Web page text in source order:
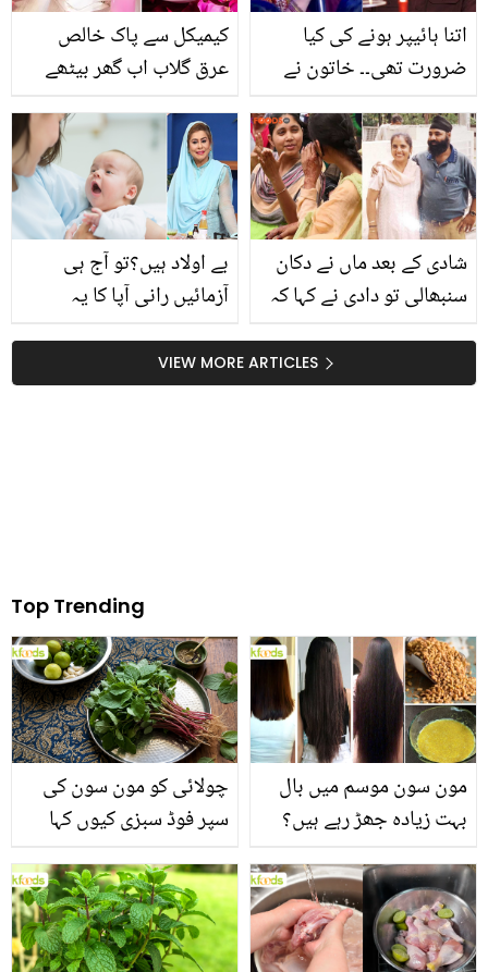
کیمیکل سے پاک خالص
عرق گلاب اب گھر بیٹھے
اٹھائیں۔۔
اتنا ہائیپر ہونے کی کیا
ضرورت تھی۔۔ خاتون نے
سوال پوچھا جو وہ غصے
میں آگئے؟
بے اولاد ہیں؟تو آج ہی
آزمائیں رانی آپا کا یہ
شادی کے بعد ماں نے دکان
سنبھالی تو دادی نے کہا کہ
کیا کیا کہ بچوں سمیت سب
کے لیئے مثال بن گئی؟
VIEW MORE ARTICLES
Top Trending
چولائی کو مون سون کی
سپر فوڈ سبزی کیوں کہا
منرلز اور اینٹی آکسیڈنٹس
سے بھرپور اس سبزی کے
فائدے
مون سون موسم میں بال
بہت زیادہ جھڑ رہے ہیں؟
بنانے کے چند قدرتی طریقے